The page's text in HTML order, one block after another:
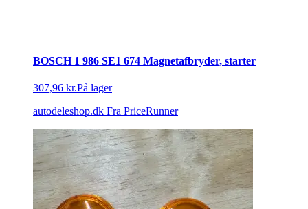
BOSCH 1 986 SE1 674 Magnetafbryder, starter
307,96 kr.På lager
autodeleshop.dk Fra PriceRunner